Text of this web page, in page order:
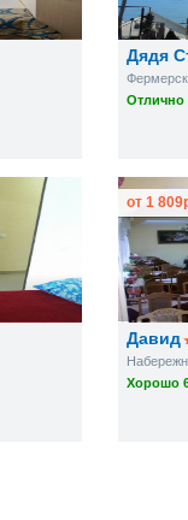
Дядя
Отлично
Давид
Хорошо
от 1 809